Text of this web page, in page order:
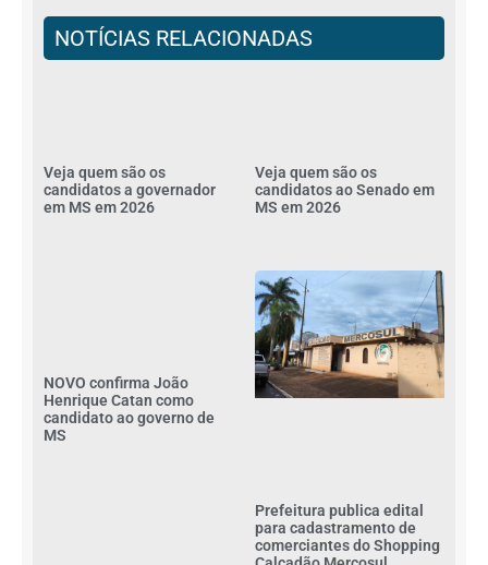
NOTÍCIAS RELACIONADAS
Veja quem são os
candidatos a governador
em MS em 2026
Veja quem são os
candidatos ao Senado em
MS em 2026
NOVO confirma João
Henrique Catan como
candidato ao governo de
MS
Prefeitura publica edital
para cadastramento de
comerciantes do Shopping